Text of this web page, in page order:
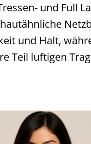
und Full
und Halt,
Teil luftigen